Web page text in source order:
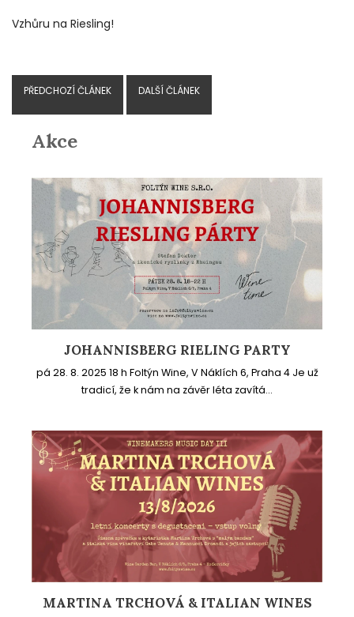
Vzhůru na Riesling!
PŘEDCHOZÍ ČLÁNEK DALŠÍ ČLÁNEK
Akce
JOHANNISBERG RIELING PARTY
pá 28. 8. 2025 18 h Foltýn Wine, V Náklích 6, Praha 4 Je už
tradicí, že k nám na závěr léta zavítá...
MARTINA TRCHOVÁ & ITALIAN WINES